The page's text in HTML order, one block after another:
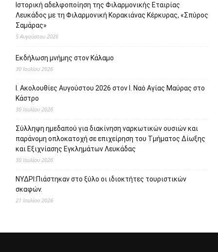
Ιστορική αδελφοποίηση της Φιλαρμονικής Εταιρίας
Λευκάδος με τη Φιλαρμονική Κορακιάνας Κέρκυρας, «Σπύρος
Σαμάρας»
5 Αυγούστου 2026
Εκδήλωση μνήμης στον Κάλαμο
30 Ιουλίου 2026
Ι. Ακολουθίες Αυγούστου 2026 στον Ι. Ναό Αγίας Μαύρας στο
Κάστρο
30 Ιουλίου 2026
Σύλληψη ημεδαπού για διακίνηση ναρκωτικών ουσιών και
παράνομη οπλοκατοχή σε επιχείρηση του Τμήματος Δίωξης
και Εξιχνίασης Εγκλημάτων Λευκάδας
30 Ιουλίου 2026
ΝΥΔΡΙ:Πιάστηκαν στο ξύλο οι ιδιοκτήτες τουριστικών
σκαφών.
21 Ιουλίου 2026